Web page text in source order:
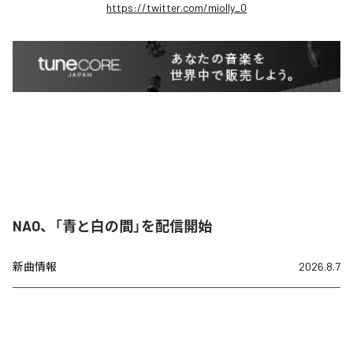
https://twitter.com/miolly_0
NAO、「青と白の間」を配信開始
新曲情報 2026.8.7